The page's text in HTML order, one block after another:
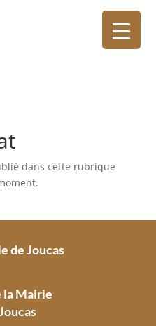
dans cette rubrique
de Joucas
la Mairie